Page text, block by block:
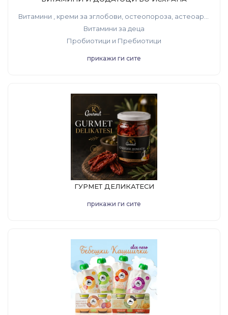
Витамини за деца
Пробиотици и Пребиотици
прикажи ги сите
ГУРМЕТ ДЕЛИКАТЕСИ
прикажи ги сите